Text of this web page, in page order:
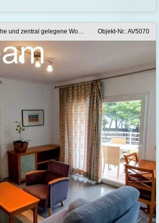
Cala Millor: Strandnahe und zentral gelegene Wohnung in Cala Millor Objekt-Nr.: AV5070